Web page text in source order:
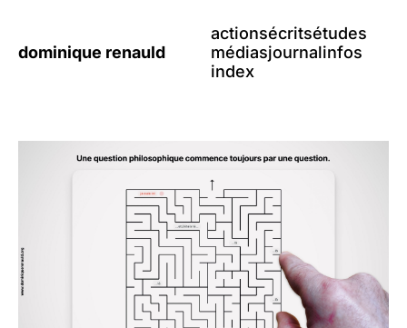
dominique renauld
actionsécritsétudes
médiasjournalinfos
index